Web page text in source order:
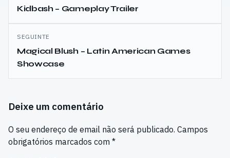
de
artigos
Kidbash – Gameplay Trailer
SEGUINTE
Magical Blush – Latin American Games
Showcase
Deixe um comentário
O seu endereço de email não será publicado. Campos
obrigatórios marcados com *